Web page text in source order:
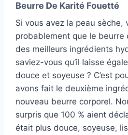
Beurre De Karité Fouetté
Si vous avez la peau sèche,
probablement que le beurre
des meilleurs ingrédients
saviez-vous qu’il laisse
douce et soyeuse ? C’est
avons fait le deuxième
nouveau beurre corporel.
surpris que 100 % aient
était plus douce, soyeuse,